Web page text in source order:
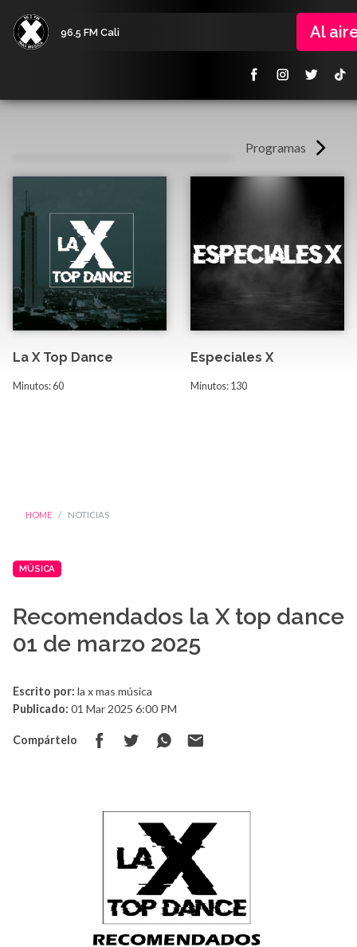
96.5 FM Cali Al
Programas
La X Top Dance
Minutos: 60
Especiales X
Minutos: 130
HOME NOTICIAS
MÚSICA
Recomendados la X top dance
01 de marzo 2025
Escrito por: la x mas música
Publicado: 01 Mar 2025 6:00 PM
Compártelo